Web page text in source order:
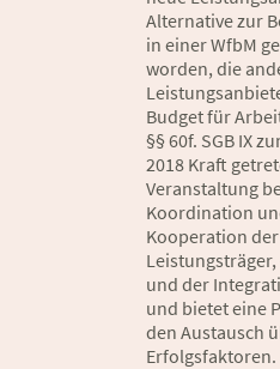
Alternative zur
in einer WfbM
worden, die
Budget für
§§ 60f. SGB IX
2018 Kraft
Veranstaltung
Koordination
Kooperation
und der
und bietet eine
den Austausch
Erfolgsfaktoren.